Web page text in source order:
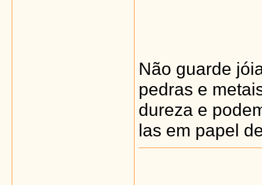
Não guarde
pedras e
dureza e
las em papel